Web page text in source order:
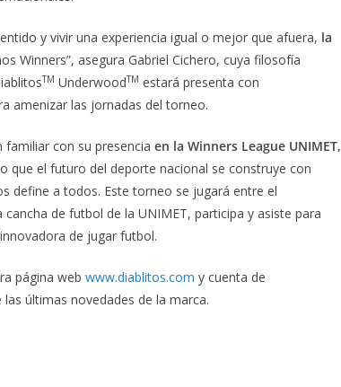
y vivir una experiencia igual o mejor que afuera, la
Winners”, asegura Gabriel Cichero, cuya filosofía
TM UnderwoodTM estará presenta con
amenizar las jornadas del torneo.
con su presencia en la Winners League UNIMET,
que el futuro del deporte nacional se construye con
define a todos. Este torneo se jugará entre el
de futbol de la UNIMET, participa y asiste para
de jugar futbol.
página web www.diablitos.com y cuenta de
últimas novedades de la marca.